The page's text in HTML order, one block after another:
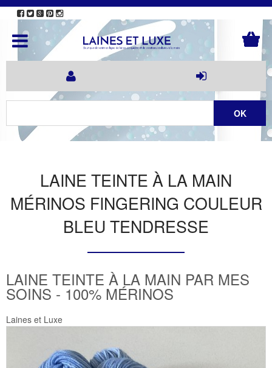
LAINE TEINTE À LA MAIN
MÉRINOS FINGERING COULEUR
BLEU TENDRESSE
LAINE TEINTE À LA MAIN PAR MES
SOINS - 100% MÉRINOS
Laines et Luxe